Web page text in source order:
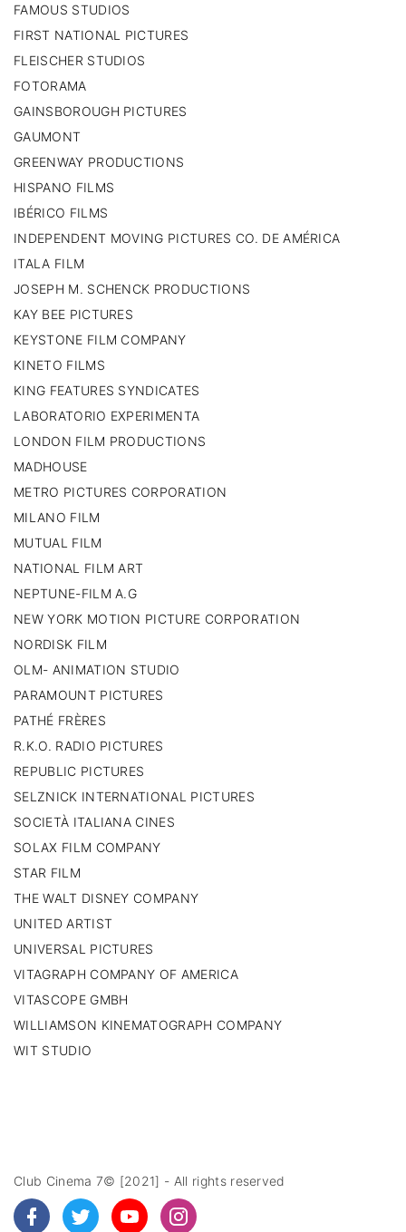
FAMOUS STUDIOS
FIRST NATIONAL PICTURES
FLEISCHER STUDIOS
FOTORAMA
GAINSBOROUGH PICTURES
GAUMONT
GREENWAY PRODUCTIONS
HISPANO FILMS
IBÉRICO FILMS
INDEPENDENT MOVING PICTURES CO. DE AMÉRICA
ITALA FILM
JOSEPH M. SCHENCK PRODUCTIONS
KAY BEE PICTURES
KEYSTONE FILM COMPANY
KINETO FILMS
KING FEATURES SYNDICATES
LABORATORIO EXPERIMENTA
LONDON FILM PRODUCTIONS
MADHOUSE
METRO PICTURES CORPORATION
MILANO FILM
MUTUAL FILM
NATIONAL FILM ART
NEPTUNE-FILM A.G
NEW YORK MOTION PICTURE CORPORATION
NORDISK FILM
OLM- ANIMATION STUDIO
PARAMOUNT PICTURES
PATHÉ FRÈRES
R.K.O. RADIO PICTURES
REPUBLIC PICTURES
SELZNICK INTERNATIONAL PICTURES
SOCIETÀ ITALIANA CINES
SOLAX FILM COMPANY
STAR FILM
THE WALT DISNEY COMPANY
UNITED ARTIST
UNIVERSAL PICTURES
VITAGRAPH COMPANY OF AMERICA
VITASCOPE GMBH
WILLIAMSON KINEMATOGRAPH COMPANY
WIT STUDIO
Club Cinema 7© [2021] - All rights reserved